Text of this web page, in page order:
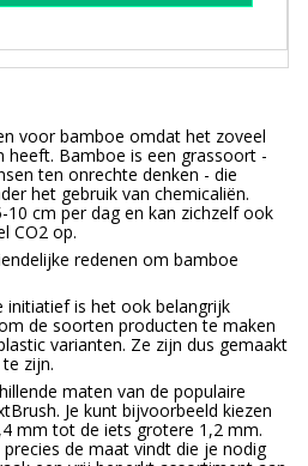
voor bamboe omdat het zoveel
heeft. Bamboe is een grassoort -
ten onrechte denken - die
het gebruik van chemicaliën.
cm per dag en kan zichzelf ook
CO2 op.
redenen om bamboe
initiatief is het ook belangrijk
de soorten producten te maken
varianten. Ze zijn dus gemaakt
zijn.
maten van de populaire
Je kunt bijvoorbeeld kiezen
mm tot de iets grotere 1,2 mm.
de maat vindt die je nodig